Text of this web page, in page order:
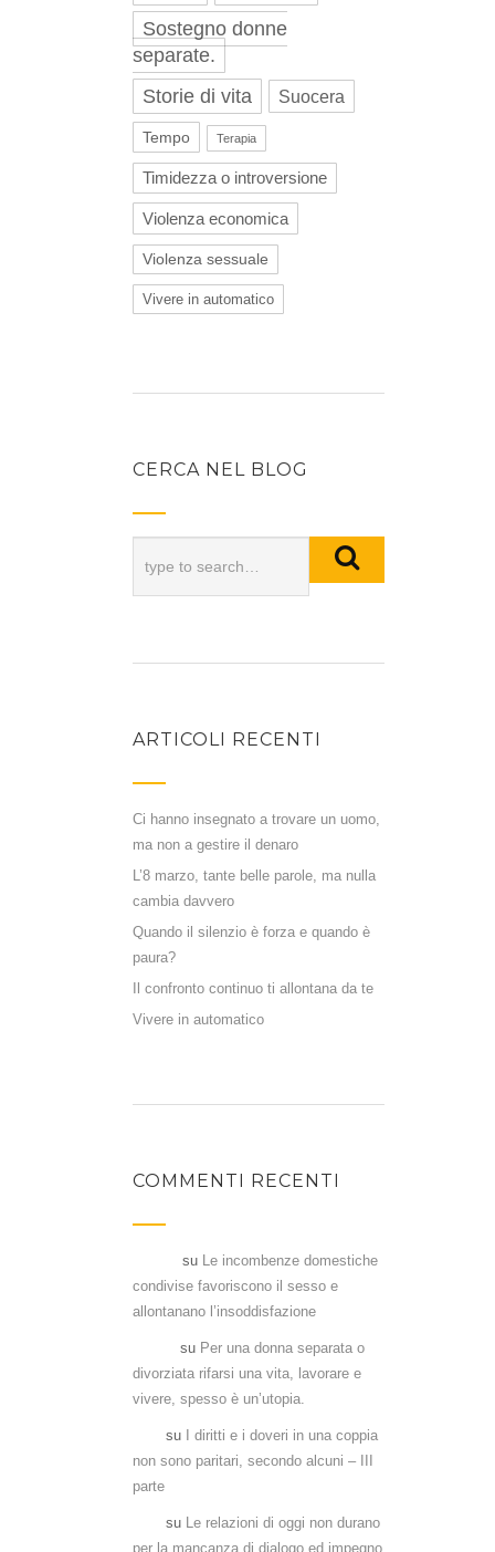
Sostegno donne
separate.
Storie di vita
Suocera
Tempo Terapia
Timidezza o introversione
Violenza economica
Violenza sessuale
Vivere in automatico
CERCA NEL BLOG
ARTICOLI RECENTI
Ci hanno insegnato a trovare un uomo,
ma non a gestire il denaro
L’8 marzo, tante belle parole, ma nulla
cambia davvero
Quando il silenzio è forza e quando è
paura?
Il confronto continuo ti allontana da te
Vivere in automatico
COMMENTI RECENTI
su
Le incombenze domestiche
condivise favoriscono il sesso e
allontanano l’insoddisfazione
su Per una donna separata o
divorziata rifarsi una vita, lavorare e
vivere, spesso è un’utopia.
su
I diritti e i doveri in una coppia
non sono paritari, secondo alcuni – III
parte
su
Le relazioni di oggi non durano
per la mancanza di dialogo ed impegno